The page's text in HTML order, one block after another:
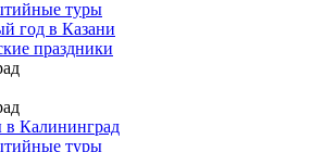
туры
год в Казани
праздники
в Калининград
туры